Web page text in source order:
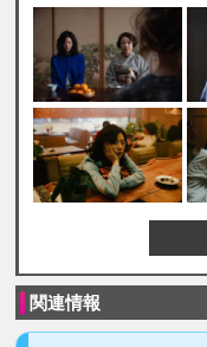
関連情報